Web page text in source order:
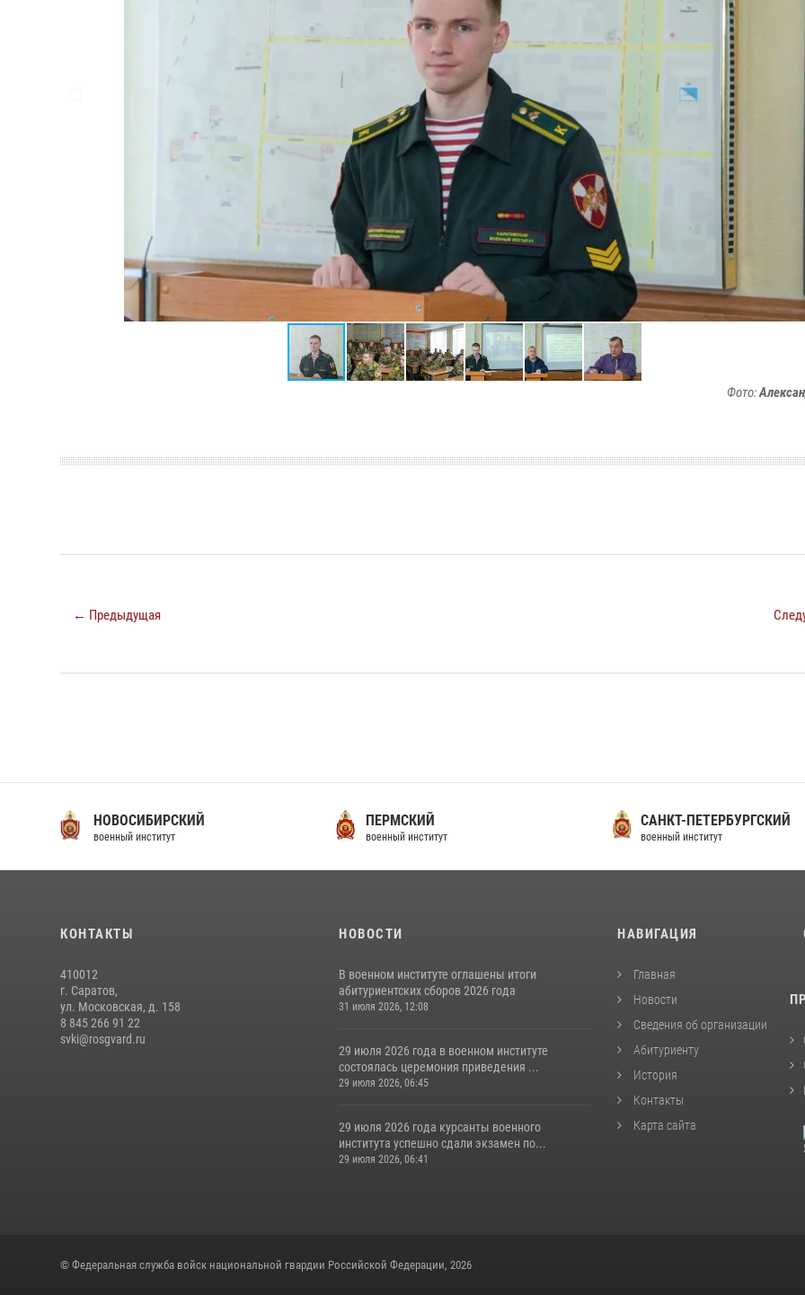
Фото:
← Предыдущая
НОВОСИБИРСКИЙ
военный институт
ПЕРМСКИЙ
военный институт
САНКТ-ПЕТЕРБУРГСКИЙ
военный институт
КОНТАКТЫ
410012
г. Саратов,
ул. Московская, д. 158
8 845 266 91 22
svki@rosgvard.ru
НОВОСТИ
В военном институте оглашены итоги
абитуриентских сборов 2026 года
31 июля 2026, 12:08
29 июля 2026 года в военном институте
состоялась церемония приведения ...
29 июля 2026, 06:45
29 июля 2026 года курсанты военного
института успешно сдали экзамен по...
29 июля 2026, 06:41
НАВИГАЦИЯ
Главная
Новости
Сведения об организации
Абитуриенту
История
Контакты
Карта сайта
© Федеральная служба войск национальной гвардии Российской Федерации, 2026